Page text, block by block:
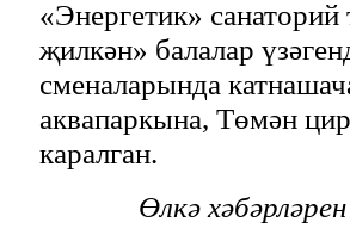
«Энергетик»
җилкән» балалар
сменаларында
аквапаркына, Төмән
каралган.
Өлкә хәбәрләрен